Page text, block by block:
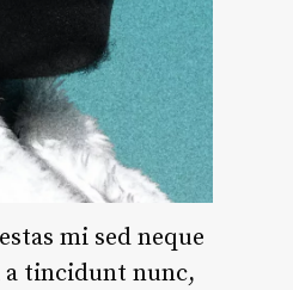
mi sed neque
a tincidunt nunc,